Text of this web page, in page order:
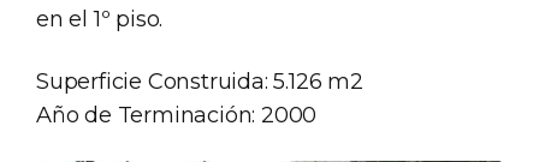
en el 1º piso.
Superficie Construida: 5.126 m2
Año de Terminación: 2000